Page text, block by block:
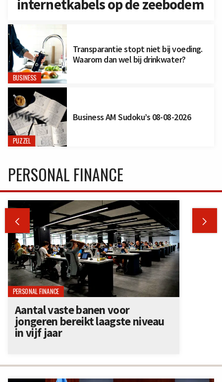
internetkabels op de zeebodem
BUSINESS
Transparantie stopt niet bij voeding.
Waarom dan wel bij drinkwater?
PUZZEL
Business AM Sudoku’s 08-08-2026
PERSONAL FINANCE
 
PERSONAL FINANCE
Aantal vaste banen voor
jongeren bereikt laagste niveau
in vijf jaar